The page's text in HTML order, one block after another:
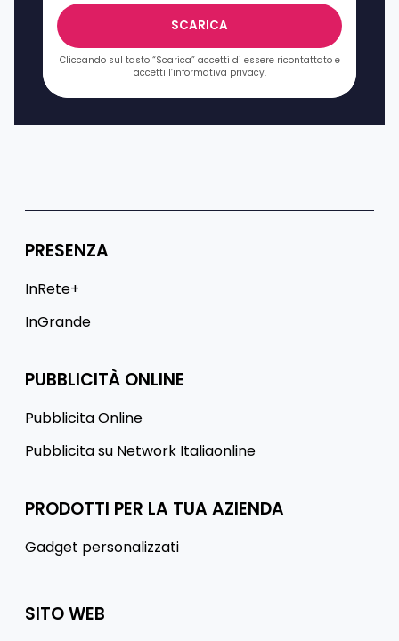
SCARICA
Cliccando sul tasto “Scarica” accetti di essere ricontattato e
accetti l’informativa privacy.
PRESENZA
InRete+
InGrande
PUBBLICITÀ ONLINE
Pubblicita Online
Pubblicita su Network Italiaonline
PRODOTTI PER LA TUA AZIENDA
Gadget personalizzati
SITO WEB